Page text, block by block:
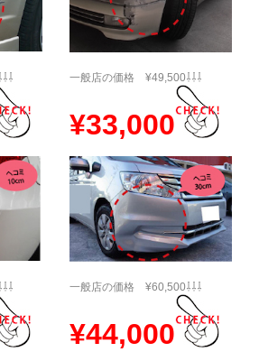
一般店の価格 ¥49,500⇩⇩⇩
¥33,000
一般店の価格 ¥60,500⇩⇩⇩
¥44,000